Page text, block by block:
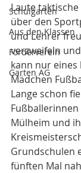
Schulgarten
Aus den Klassen
Förderverein
Garten AG
Laute
über den
und Lehrer
verzweifeln
kann nur eines
Mädchen
Lange schon
Fußballerinnen
Mülheim und
Grundschulen
fünften Mal